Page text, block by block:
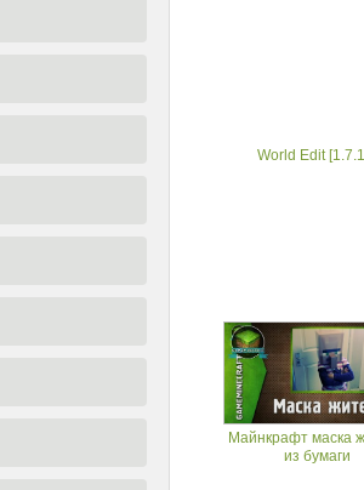
World Edit
Майнкрафт маска
из бумаги